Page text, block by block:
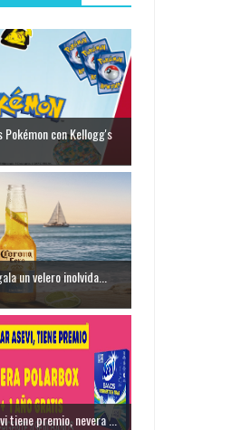
Pokémon con Kellogg's
un velero inolvida...
tiene premio, nevera ...